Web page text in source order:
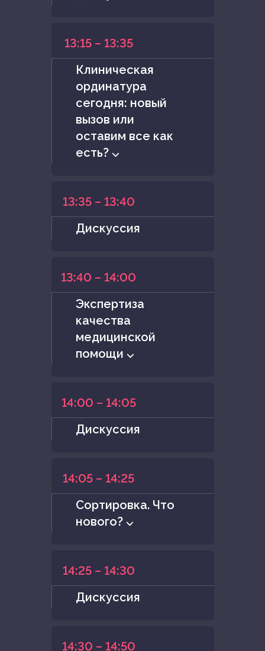
13:15 – 13:35
Клиническая
ординатура
сегодня: новый
вызов или
оставим все как
есть? ⌵
13:35 – 13:40
Дискуссия
13:40 – 14:00
Экспертиза
качества
медицинской
помощи ⌵
14:00 – 14:05
Дискуссия
14:05 – 14:25
Сортировка. Что
нового? ⌵
14:25 – 14:30
Дискуссия
14:30 – 14:50